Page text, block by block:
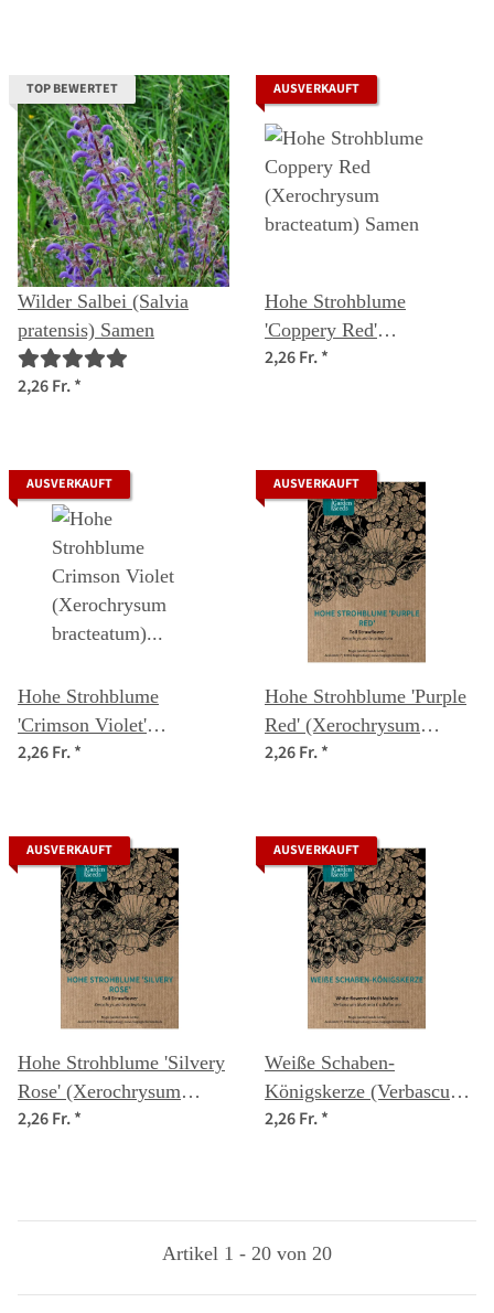
TOP BEWERTET
Wilder Salbei (Salvia
pratensis) Samen
2,26 Fr.*
AUSVERKAUFT
Hohe Strohblume
'Coppery Red'
(Xerochrysum
2,26 Fr.*
AUSVERKAUFT
Hohe Strohblume
'Crimson Violet'
(Xerochrysum
2,26 Fr.*
AUSVERKAUFT
Hohe Strohblume 'Purple
Red' (Xerochrysum
bracteatum) Samen
2,26 Fr.*
AUSVERKAUFT
Hohe Strohblume 'Silvery
Rose' (Xerochrysum
bracteatum) Samen
2,26 Fr.*
AUSVERKAUFT
Weiße Schaben-
Königskerze (Verbascum
blattaria f. albiflorum)
2,26 Fr.*
Artikel 1 - 20 von 20